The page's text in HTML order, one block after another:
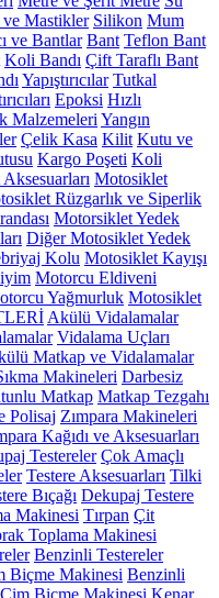
Mastikler Silikon Mum
ve Bantlar Bant Teflon Bant
Koli Bandı Çift Taraflı Bant
Yapıştırıcılar Tutkal
Epoksi Hızlı
Malzemeleri Yangın
Çelik Kasa Kilit Kutu ve
Kargo Poşeti Koli
Motosiklet
Rüzgarlık ve Siperlik
Motorsiklet Yedek
Diğer Motosiklet Yedek
Kolu Motosiklet Kayışı
Motorcu Eldiveni
Yağmurluk Motosiklet
Akülü Vidalamalar
Vidalama Uçları
Matkap ve Vidalamalar
Makineleri Darbesiz
Matkap Matkap Tezgahı
Polisaj Zımpara Makineleri
Kağıdı ve Aksesuarları
Testereler Çok Amaçlı
Testere Aksesuarları Tilki
Bıçağı Dekupaj Testere
Makinesi Tırpan Çit
Toplama Makinesi
Benzinli Testereler
Biçme Makinesi Benzinli
Biçme Makinesi Kenar